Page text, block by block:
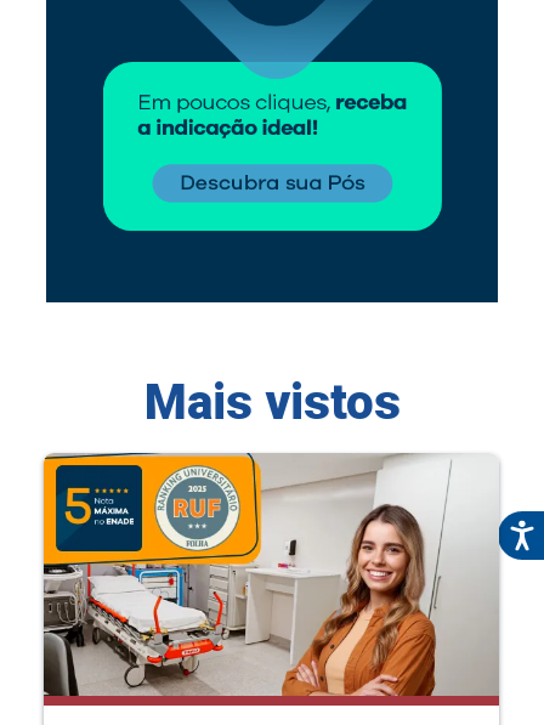
Mais vistos